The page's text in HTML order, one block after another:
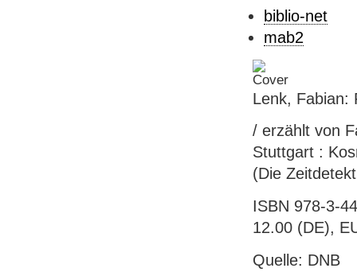
biblio-net
mab2
Lenk, Fabian:
/ erzählt von
Stuttgart :
(Die
ISBN 978-3-
12.00 (DE),
Quelle: DNB